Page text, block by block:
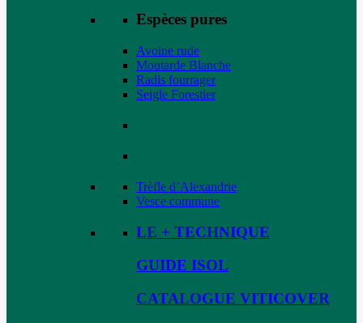
Espèces pures
Avoine rude
Moutarde Blanche
Radis fourrager
Seigle Forestier
Trèfle d’Alexandrie
Vesce commune
LE + TECHNIQUE
GUIDE ISOL
CATALOGUE VITICOVER